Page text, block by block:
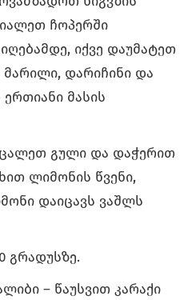
ჩოპერში
იქვე დაუმატეთ
მარილი, დარიჩინი და
მასის
გული და დაჭერით
ლიმონის წვენი,
დაიცავს ვაშლს
გრადუსზე.
– წაუსვით კარაქი